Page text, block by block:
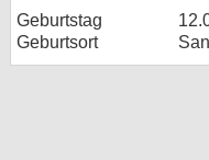
Geburtstag
Geburtsort